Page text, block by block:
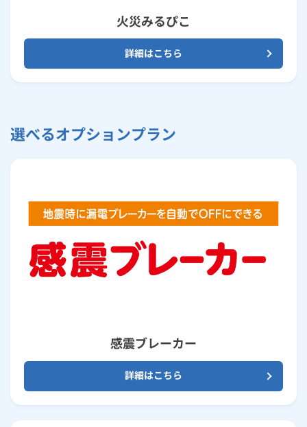
火災みるぴこ
詳細はこちら
選べるオプションプラン
感震ブレーカー
詳細はこちら